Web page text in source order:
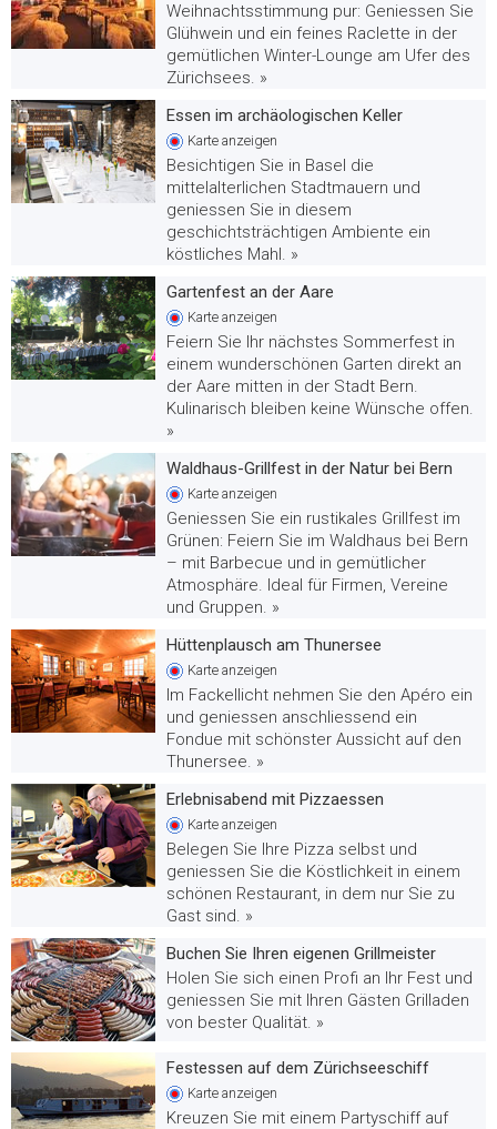
Weihnachtsstimmung pur: Geniessen Sie
Glühwein und ein feines Raclette in der
gemütlichen Winter-Lounge am Ufer des
Zürichsees. »
Essen im archäologischen Keller
Karte anzeigen
Besichtigen Sie in Basel die
mittelalterlichen Stadtmauern und
geniessen Sie in diesem
geschichtsträchtigen Ambiente ein
köstliches Mahl. »
Gartenfest an der Aare
Karte anzeigen
Feiern Sie Ihr nächstes Sommerfest in
einem wunderschönen Garten direkt an
der Aare mitten in der Stadt Bern.
Kulinarisch bleiben keine Wünsche offen.
»
Waldhaus-Grillfest in der Natur bei Bern
Karte anzeigen
Geniessen Sie ein rustikales Grillfest im
Grünen: Feiern Sie im Waldhaus bei Bern
– mit Barbecue und in gemütlicher
Atmosphäre. Ideal für Firmen, Vereine
und Gruppen. »
Hüttenplausch am Thunersee
Karte anzeigen
Im Fackellicht nehmen Sie den Apéro ein
und geniessen anschliessend ein
Fondue mit schönster Aussicht auf den
Thunersee. »
Erlebnisabend mit Pizzaessen
Karte anzeigen
Belegen Sie Ihre Pizza selbst und
geniessen Sie die Köstlichkeit in einem
schönen Restaurant, in dem nur Sie zu
Gast sind. »
Buchen Sie Ihren eigenen Grillmeister
Holen Sie sich einen Profi an Ihr Fest und
geniessen Sie mit Ihren Gästen Grilladen
von bester Qualität. »
Festessen auf dem Zürichseeschiff
Karte anzeigen
Kreuzen Sie mit einem Partyschiff auf